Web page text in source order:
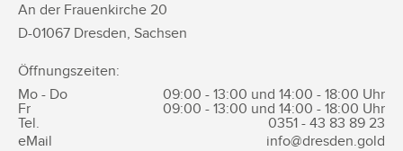
An der Frauenkirche 20
D-01067 Dresden, Sachsen
Öffnungszeiten:
Mo - Do
09:00 - 13:00 und 14:00 - 18:00 Uhr
Fr
09:00 - 13:00 und 14:00 - 18:00 Uhr
Tel.
0351 - 43 83 89 23
eMail
info@dresden.gold